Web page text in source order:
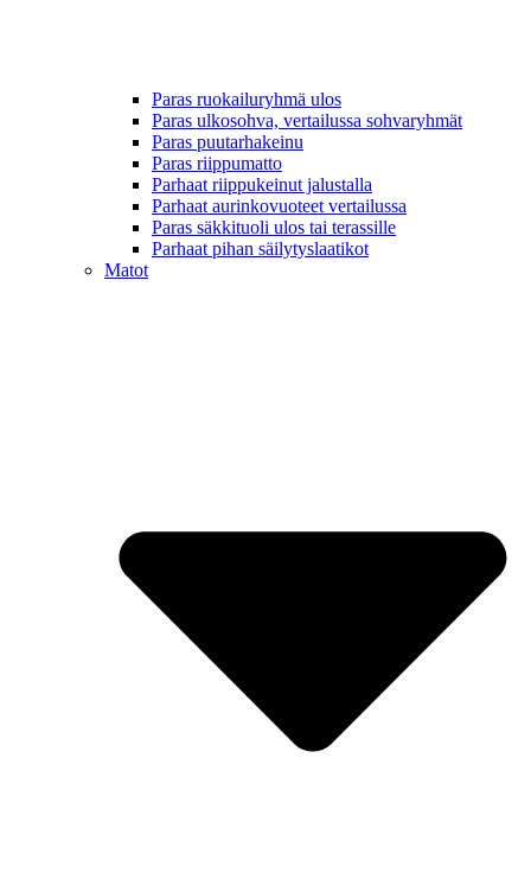
Paras ruokailuryhmä ulos
Paras ulkosohva, vertailussa sohvaryhmät
Paras puutarhakeinu
Paras riippumatto
Parhaat riippukeinut jalustalla
Parhaat aurinkovuoteet vertailussa
Paras säkkituoli ulos tai terassille
Parhaat pihan säilytyslaatikot
Matot